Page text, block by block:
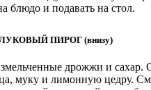
блюдо и подавать на стол.
ПИРОГ (внизу)
дрожжи и сахар.
муку и лимонную цедру.